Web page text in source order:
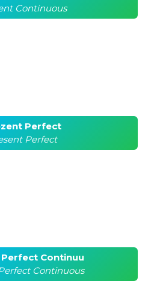
Continuous
Perfect
Perfect
Continuu
Continuous